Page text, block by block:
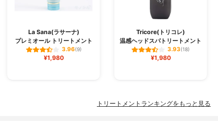
La Sana(ラサーナ)
プレミオール トリートメント
3.96(9)
¥1,980
Tricore(トリコレ)
温感ヘッドスパトリートメント
3.93(18)
¥1,980
トリートメントランキングをもっと見る